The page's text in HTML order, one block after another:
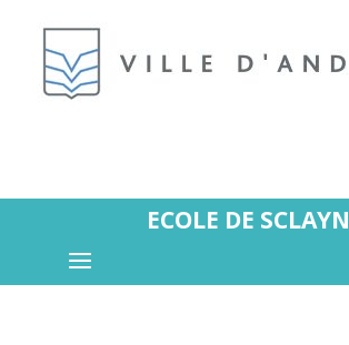
ECOLE DE SCLAYN